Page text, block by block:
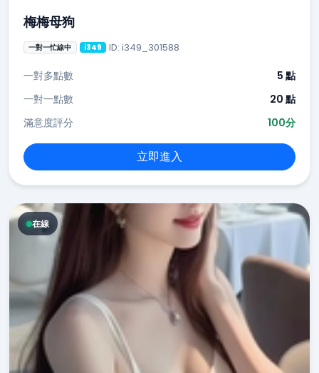
梅梅母狗
一對一忙線中 i349 ID: i349_301588
一對多點數
5 點
一對一點數
20 點
滿意度評分
100分
立即進入
在線